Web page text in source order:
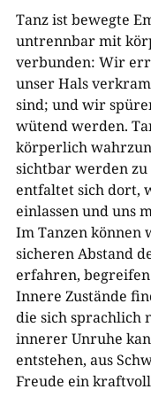
Tanz ist bewegte
untrennbar mit
verbunden: Wir
unser Hals
sind; und wir
wütend werden.
körperlich
sichtbar werden zu
entfaltet sich dort,
einlassen und uns
Im Tanzen können
sicheren Abstand
erfahren,
Innere Zustände
die sich sprachlich
innerer Unruhe
entstehen, aus
Freude ein